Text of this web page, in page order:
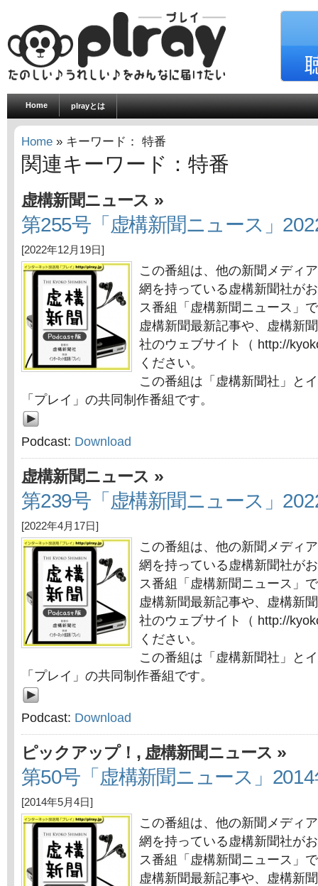
Home plrayとは
Home » キーワード： 特番
関連キーワード：特番
虚構新聞ニュース »
第255号「虚構新聞ニュース」
[2022年12月19日]
この番組は、他の新聞メディ
網を持っている虚構新聞社が
ス番組「虚構新聞ニュース」
虚構新聞最新記事や、虚構新
社のウェブサイト（ http://
ください。
この番組は「虚構新聞社」と
「プレイ」の共同制作番組です。
Podcast: Download
虚構新聞ニュース »
第239号「虚構新聞ニュース」
[2022年4月17日]
この番組は、他の新聞メディ
網を持っている虚構新聞社が
ス番組「虚構新聞ニュース」
虚構新聞最新記事や、虚構新
社のウェブサイト（ http://
ください。
この番組は「虚構新聞社」と
「プレイ」の共同制作番組です。
Podcast: Download
ピックアップ！ , 虚構新聞ニュース »
第50号「虚構新聞ニュース」
[2014年5月4日]
この番組は、他の新聞メディ
網を持っている虚構新聞社が
ス番組「虚構新聞ニュース」
虚構新聞最新記事や、虚構新